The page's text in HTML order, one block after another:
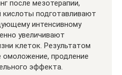
после мезотерапии,
кислоты подготавливают
интенсивному
увеличивают
клеток. Результатом
омоложение, продление
эффекта.